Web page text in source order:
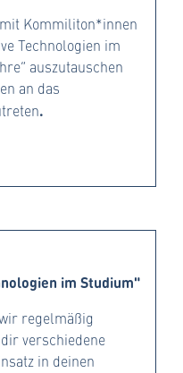
Kommiliton*innen
Technologien im
auszutauschen
an das
.
im Studium"
regelmäßig
verschiedene
in deinen